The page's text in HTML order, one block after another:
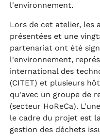
l'environnement.
Lors de cet atelier, les
présentées et une
partenariat ont été
l'environnement,
international des
(CITET) et plusieurs
qu'avec un groupe de
(secteur HoReCa).
le cadre du projet est
gestion des déchets